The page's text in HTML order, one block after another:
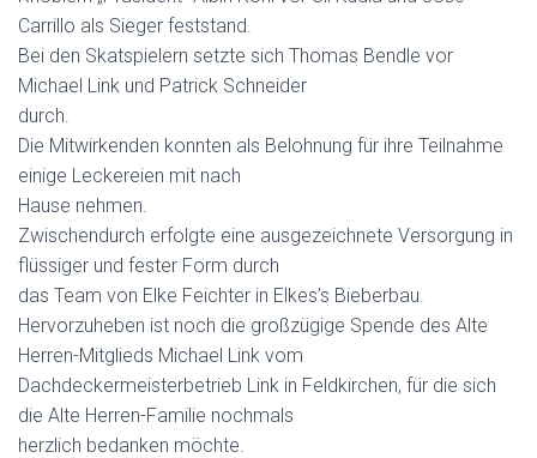
Carrillo als Sieger feststand.
Bei den Skatspielern setzte sich Thomas Bendle vor
Michael Link und Patrick Schneider
durch.
Die Mitwirkenden konnten als Belohnung für ihre Teilnahme
einige Leckereien mit nach
Hause nehmen.
Zwischendurch erfolgte eine ausgezeichnete Versorgung in
flüssiger und fester Form durch
das Team von Elke Feichter in Elkes’s Bieberbau.
Hervorzuheben ist noch die großzügige Spende des Alte
Herren-Mitglieds Michael Link vom
Dachdeckermeisterbetrieb Link in Feldkirchen, für die sich
die Alte Herren-Familie nochmals
herzlich bedanken möchte.